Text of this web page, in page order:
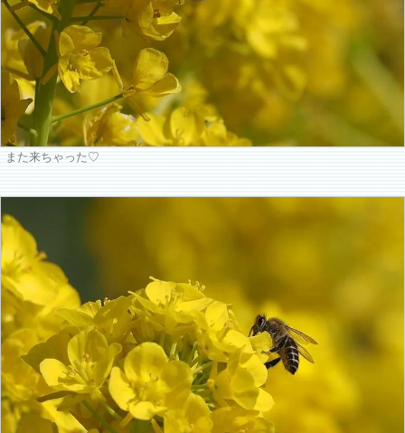
また来ちゃった♡